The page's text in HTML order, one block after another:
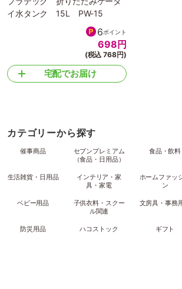
イ水タンク 15L PW-15
6ポイント
698 円
(税込 768円)
宅配でお届け
カテゴリーから探す
催事商品
セブンプレミアム
（食品・日用品）
食品・飲料
生活雑貨・日用品
インテリア・家
具・家電
ホームファッ
ン
ベビー用品
子供衣料・スクー
ル関連
文房具・事務
防災用品 ハコストック ギフト